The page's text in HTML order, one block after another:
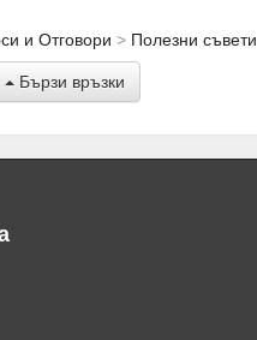
и Отговори
Полезни съвети
Бързи връзки